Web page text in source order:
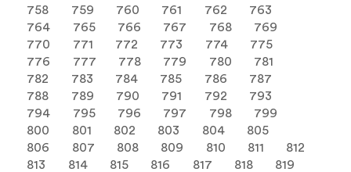
758
759 760 761 762
763
764
765 766 767 768
769
770
771 772 773 774
775
776
777 778 779 780
781
782
783 784 785 786
787
788
789 790 791 792
793
794
795 796 797 798
799
800
801 802 803 804
805
806
807 808 809 810 811
812
813
814 815 816 817 818
819